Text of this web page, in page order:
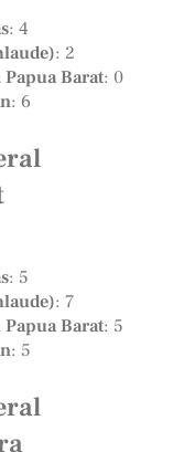
: 4
: 2
Barat: 0
: 6
: 5
: 7
Barat: 5
: 5